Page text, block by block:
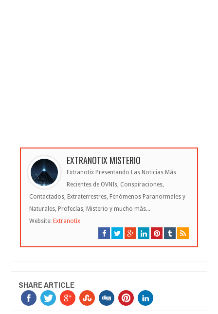
EXTRANOTIX MISTERIO
Extranotix Presentando Las Noticias Más
Recientes de OVNIs, Conspiraciones,
Contactados, Extraterrestres, Fenómenos Paranormales y
Naturales, Profecías, Misterio y mucho más...
Website: Extranotix
SHARE ARTICLE